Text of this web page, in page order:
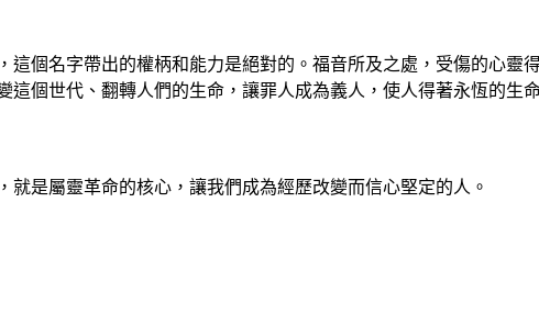
個名字帶出的權柄和能力是絕對的。福音所及之處，受傷的心靈
個世代、翻轉人們的生命，讓罪人成為義人，使人得著永恆的生命
是屬靈革命的核心，讓我們成為經歷改變而信心堅定的人。